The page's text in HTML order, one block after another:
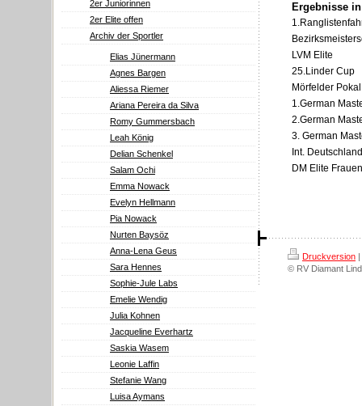
2er Juniorinnen
2er Elite offen
Archiv der Sportler
Elias Jünermann
Agnes Bargen
Aliessa Riemer
Ariana Pereira da Silva
Romy Gummersbach
Leah König
Delian Schenkel
Salam Ochi
Emma Nowack
Evelyn Hellmann
Pia Nowack
Nurten Baysöz
Anna-Lena Geus
Sara Hennes
Sophie-Jule Labs
Emelie Wendig
Julia Kohnen
Jacqueline Everhartz
Saskia Wasem
Leonie Laffin
Stefanie Wang
Luisa Aymans
Ergebnisse in
LVM Elite
25.Linder Cup
Mörfelder Pokal
1.German
2.German
3. German
Int.
DM Elite Frauen
Druckversion |
© RV Diamant